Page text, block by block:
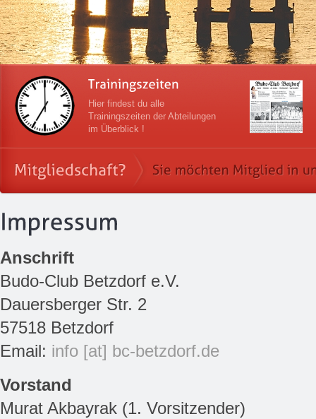
Hier findest du alle
Trainingszeiten der Abteilungen
im Überblick !
Anschrift
Budo-Club Betzdorf e.V.
Dauersberger Str. 2
57518 Betzdorf
Email: info [at] bc-betzdorf.de
Vorstand
Murat Akbayrak (1. Vorsitzender)